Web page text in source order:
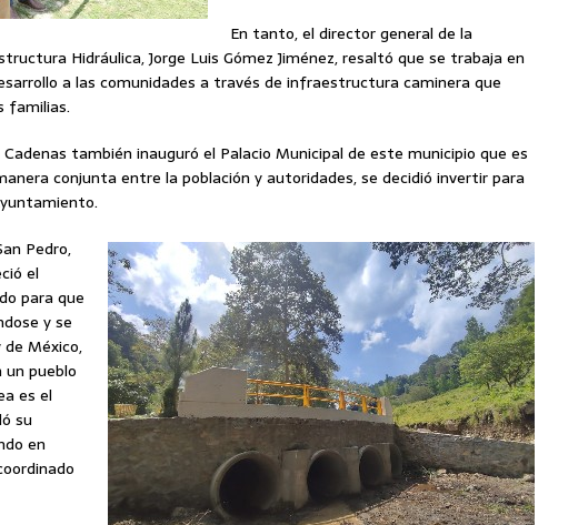
En tanto, el director general de la
Hidráulica, Jorge Luis Gómez Jiménez, resaltó que se trabaja en
a las comunidades a través de infraestructura caminera que
familias.
también inauguró el Palacio Municipal de este municipio que es
conjunta entre la población y autoridades, se decidió invertir para
Pedro,
el
para que
y se
México,
pueblo
es el
su
en